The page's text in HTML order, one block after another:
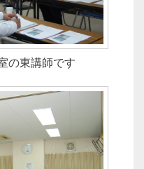
の東講師です